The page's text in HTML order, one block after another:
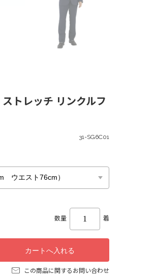
トレッチ リンクルフ
31-SG6C01
数量 着
この商品に関するお問い合わせ